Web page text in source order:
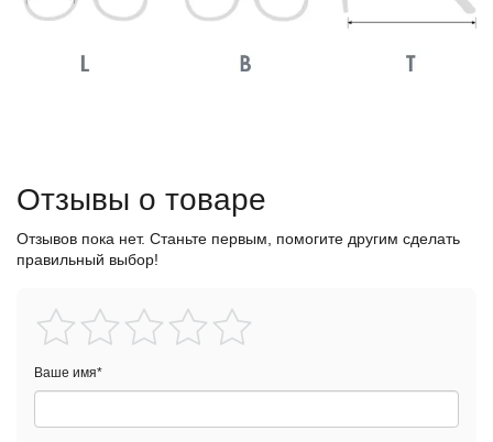
Отзывы о товаре
Отзывов пока нет. Станьте первым, помогите другим сделать
правильный выбор!
Ваше имя*